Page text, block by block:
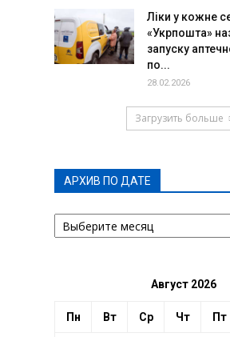
Ліки у кожне
«Укрпошта»
запуску
по...
28.02.2026
Загрузить больше
АРХИВ ПО ДАТЕ
АРХИВ
ПО
Август 2026
Пн Вт Ср Чт Пт